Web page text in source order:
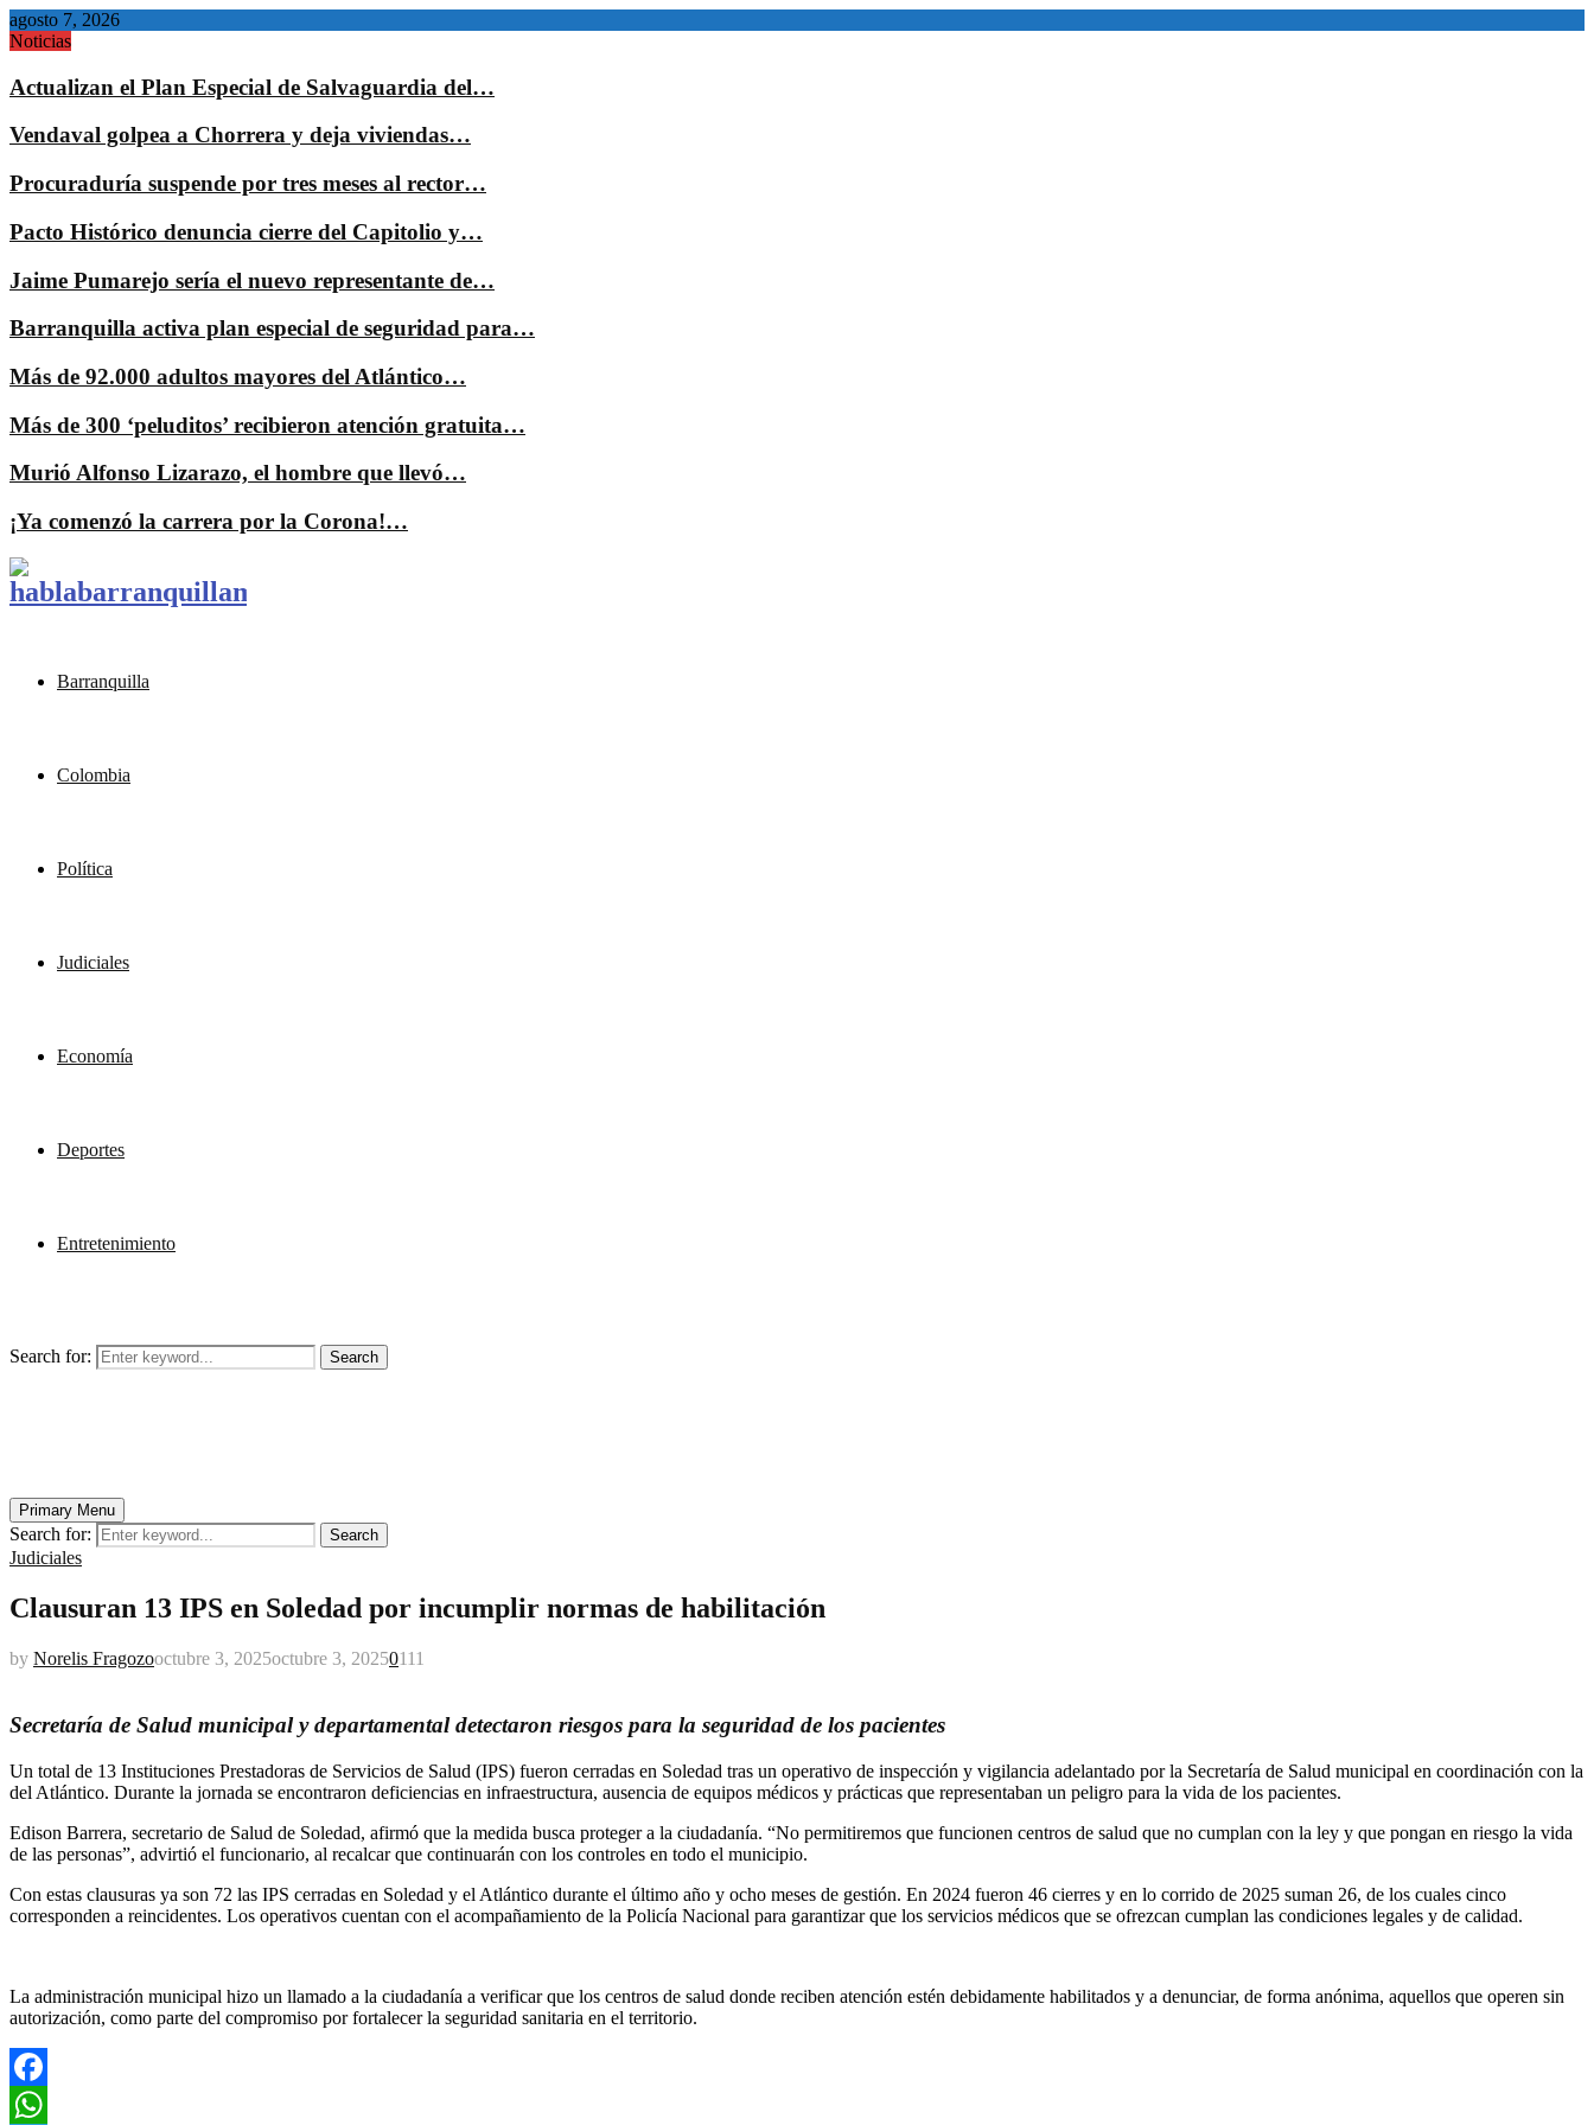
agosto 7, 2026
Noticias
Actualizan el Plan Especial de Salvaguardia del…
Vendaval golpea a Chorrera y deja viviendas…
Procuraduría suspende por tres meses al rector…
Pacto Histórico denuncia cierre del Capitolio y…
Jaime Pumarejo sería el nuevo representante de…
Barranquilla activa plan especial de seguridad para…
Más de 92.000 adultos mayores del Atlántico…
Más de 300 ‘peluditos’ recibieron atención gratuita…
Murió Alfonso Lizarazo, el hombre que llevó…
¡Ya comenzó la carrera por la Corona!…
Barranquilla
Colombia
Política
Judiciales
Economía
Deportes
Entretenimiento
Search for: Search
Primary Menu
Search for: Search
Judiciales
Clausuran 13 IPS en Soledad por incumplir normas de habilitación
by Norelis Fragozooctubre 3, 2025octubre 3, 20250111
Secretaría de Salud municipal y departamental detectaron riesgos para la seguridad de los pacientes
Un total de 13 Instituciones Prestadoras de Servicios de Salud (IPS) fueron cerradas en Soledad tras un operativo de inspección y vigilancia adelantado por la Secretaría de Salud municipal en coordinación con la
del Atlántico. Durante la jornada se encontraron deficiencias en infraestructura, ausencia de equipos médicos y prácticas que representaban un peligro para la vida de los pacientes.
Edison Barrera, secretario de Salud de Soledad, afirmó que la medida busca proteger a la ciudadanía. “No permitiremos que funcionen centros de salud que no cumplan con la ley y que pongan en riesgo la vida
de las personas”, advirtió el funcionario, al recalcar que continuarán con los controles en todo el municipio.
Con estas clausuras ya son 72 las IPS cerradas en Soledad y el Atlántico durante el último año y ocho meses de gestión. En 2024 fueron 46 cierres y en lo corrido de 2025 suman 26, de los cuales cinco
corresponden a reincidentes. Los operativos cuentan con el acompañamiento de la Policía Nacional para garantizar que los servicios médicos que se ofrezcan cumplan las condiciones legales y de calidad.
La administración municipal hizo un llamado a la ciudadanía a verificar que los centros de salud donde reciben atención estén debidamente habilitados y a denunciar, de forma anónima, aquellos que operen sin
autorización, como parte del compromiso por fortalecer la seguridad sanitaria en el territorio.
Facebook